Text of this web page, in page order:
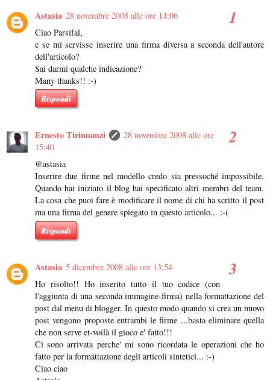
Astasia 28 novembre 2008 alle ore 14:06
Ciao Parsifal,
e se mi servisse inserire una firma diversa a seconda dell'autore
dell'articolo?
Sai darmi qualche indicazione?
Many thanks!! :-)
Rispondi
Ernesto Tirinnanzi
28 novembre 2008 alle ore
15:40
@astasia
Inserire due firme nel modello credo sia pressoché impossibile.
Quando hai iniziato il blog hai specificato altri membri del team.
La cosa che puoi fare è modificare il nome di chi ha scritto il post
ma una firma del genere spiegato in questo articolo... :-(
Rispondi
Astasia 5 dicembre 2008 alle ore 13:54
Ho risolto!! Ho inserito tutto il tuo codice (con
l'aggiunta di una seconda immagine-firma) nella formattazione del
post dal menu di blogger. In questo modo quando si crea un nuovo
post vengono proposte entrambi le firme ...basta eliminare quella
che non serve et-voilà il gioco e' fatto!!!
Ci sono arrivata perche' mi sono ricordata le operazioni che ho
fatto per la formattazione degli articoli sintetici... :-)
Ciao ciao